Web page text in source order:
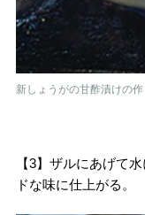
新しょうがの甘酢漬けの
【3】ザルにあげて
ドな味に仕上がる。